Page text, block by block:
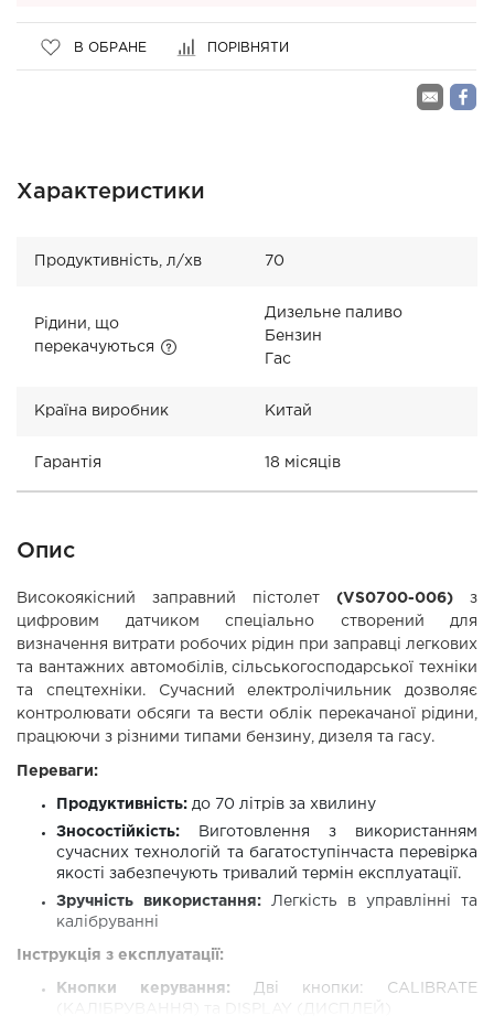
В ОБРАНЕ ПОРІВНЯТИ
Характеристики
Продуктивність, л/хв 70
Рідини, що
перекачуються
Дизельне паливо
Бензин
Гас
Країна виробник Китай
Гарантія 18 місяців
Опис
Високоякісний заправний пістолет (VS0700-006) з
цифровим датчиком спеціально створений для
визначення витрати робочих рідин при заправці легкових
та вантажних автомобілів, сільськогосподарської техніки
та спецтехніки. Сучасний електролічильник дозволяє
контролювати обсяги та вести облік перекачаної рідини,
працюючи з різними типами бензину, дизеля та гасу.
Переваги:
Продуктивність: до 70 літрів за хвилину
Зносостійкість: Виготовлення з використанням
сучасних технологій та багатоступінчаста перевірка
якості забезпечують тривалий термін експлуатації.
Зручність використання: Легкість в управлінні та
калібруванні
Інструкція з експлуатації:
Кнопки керування: Дві кнопки: CALIBRATE